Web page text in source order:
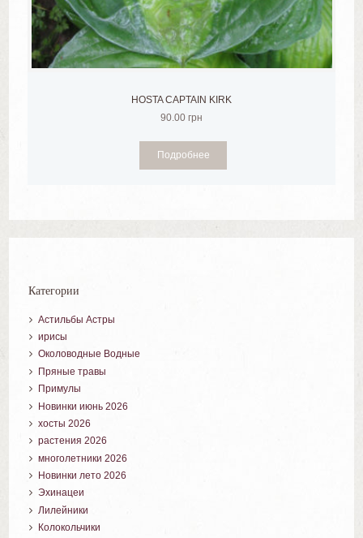
HOSTA CAPTAIN KIRK
90.00 грн
Подробнее
Категории
Астильбы Астры
ирисы
Околоводные Водные
Пряные травы
Примулы
Новинки июнь 2026
хосты 2026
растения 2026
многолетники 2026
Новинки лето 2026
Эхинацеи
Лилейники
Колокольчики